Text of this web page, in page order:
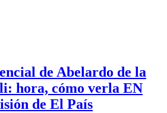
de Abelardo de la
hora, cómo verla EN
de El País